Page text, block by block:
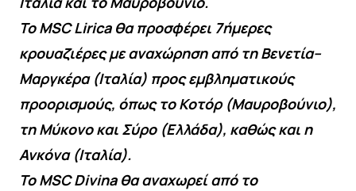
Το MSC Lirica θα προσφέρει 7ήμερες
κρουαζιέρες με αναχώρηση από τη Βενετία–
Μαργκέρα (Ιταλία) προς εμβληματικούς
προορισμούς, όπως το Κοτόρ (Μαυροβούνιο),
τη Μύκονο και Σύρο (Ελλάδα), καθώς και η
Ανκόνα (Ιταλία).
Το MSC Divina θα αναχωρεί από το